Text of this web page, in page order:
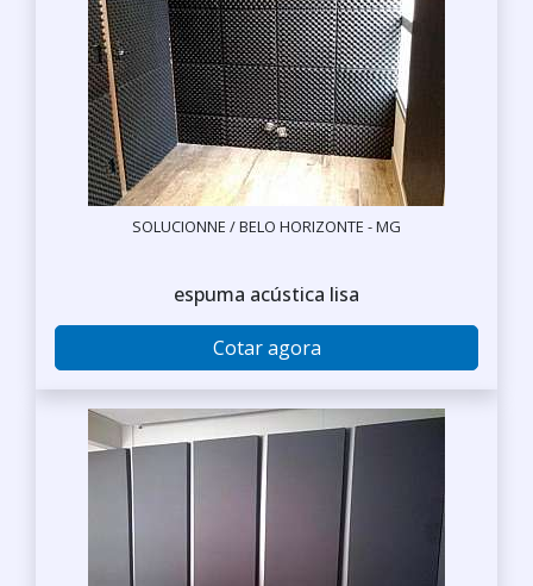
SOLUCIONNE / BELO HORIZONTE - MG
espuma acústica lisa
Cotar agora